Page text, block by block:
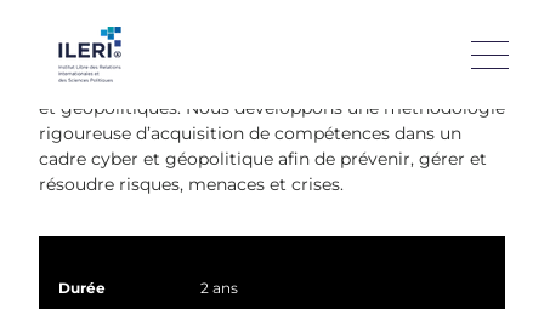
Dans ce second cycle Bac+5, approfondissez votre
connaissance des enjeux internationaux au travers des
différents prismes juridiques, économiques, politiques
et géopolitiques. Nous développons une méthodologie
rigoureuse d’acquisition de compétences dans un
cadre cyber et géopolitique afin de prévenir, gérer et
résoudre risques, menaces et crises.
Durée
2 ans